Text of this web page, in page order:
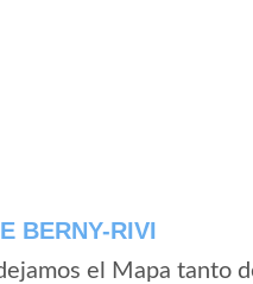
BERNY-RIVI
el Mapa tanto